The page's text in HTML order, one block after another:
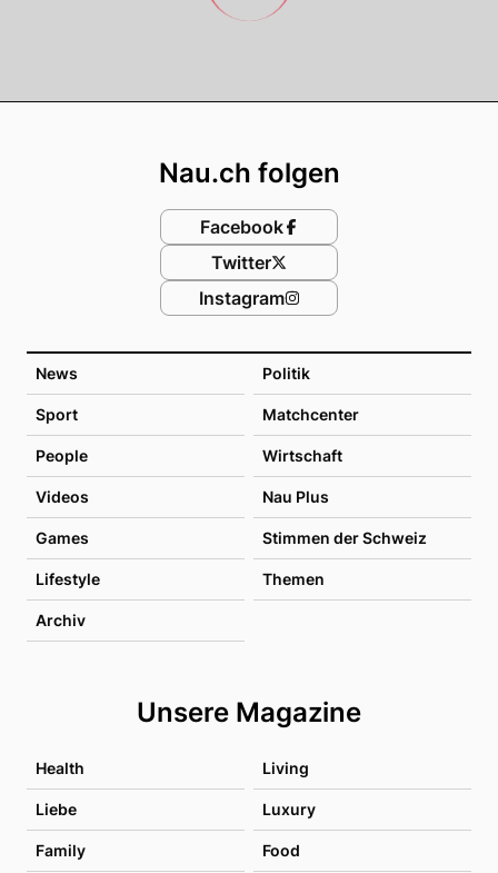
News Politik
Sport Matchcenter
People Wirtschaft
Videos Nau Plus
Games Stimmen der Schweiz
Lifestyle Themen
Archiv
Unsere Magazine
Health Living
Liebe Luxury
Family Food
Nau.ch folgen
Facebook
Twitter
Instagram